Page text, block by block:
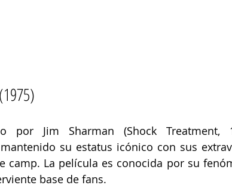
por Jim Sharman (Shock Treatment,
su estatus icónico con sus
camp. La película es conocida por su
base de fans.